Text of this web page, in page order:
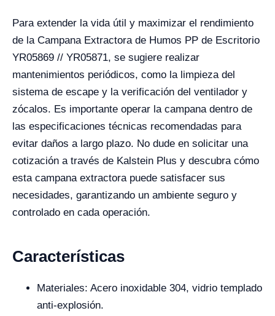
Para extender la vida útil y maximizar el rendimiento
de la Campana Extractora de Humos PP de Escritorio
YR05869 // YR05871, se sugiere realizar
mantenimientos periódicos, como la limpieza del
sistema de escape y la verificación del ventilador y
zócalos. Es importante operar la campana dentro de
las especificaciones técnicas recomendadas para
evitar daños a largo plazo. No dude en solicitar una
cotización a través de Kalstein Plus y descubra cómo
esta campana extractora puede satisfacer sus
necesidades, garantizando un ambiente seguro y
controlado en cada operación.
Características
Materiales: Acero inoxidable 304, vidrio templado
anti-explosión.